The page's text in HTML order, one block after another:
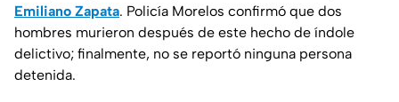
Emiliano Zapata. Policía Morelos confirmó que dos
hombres murieron después de este hecho de índole
delictivo; finalmente, no se reportó ninguna persona
detenida.